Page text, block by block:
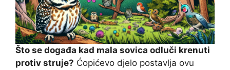
Što se događa kad mala sovica odluči krenuti
protiv struje? Ćopićevo djelo postavlja ovu